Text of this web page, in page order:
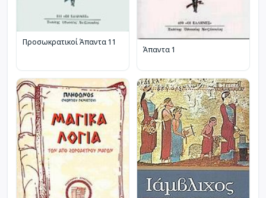
Προσωκρατικοί Άπαντα 11
Άπαντα 1